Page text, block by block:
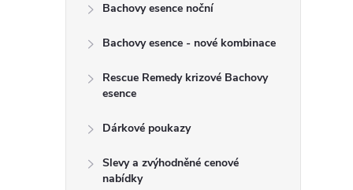
Bachovy esence noční
Bachovy esence - nové kombinace
Rescue Remedy krizové Bachovy
esence
Dárkové poukazy
Slevy a zvýhodněné cenové
nabídky